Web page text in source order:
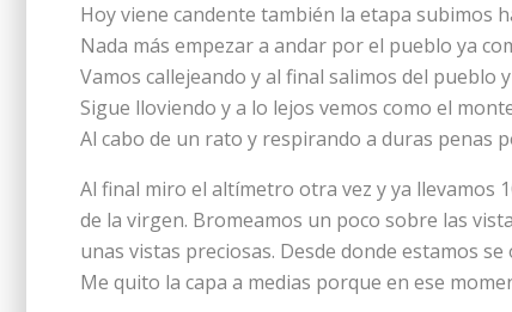
Hoy viene candente también la etapa subimos
Nada más empezar a andar por el pueblo ya
Vamos callejeando y al final salimos del pueblo
Sigue lloviendo y a lo lejos vemos como el
Al cabo de un rato y respirando a duras penas
Al final miro el altímetro otra vez y ya llevamos
de la virgen. Bromeamos un poco sobre las
unas vistas preciosas. Desde donde estamos
Me quito la capa a medias porque en ese